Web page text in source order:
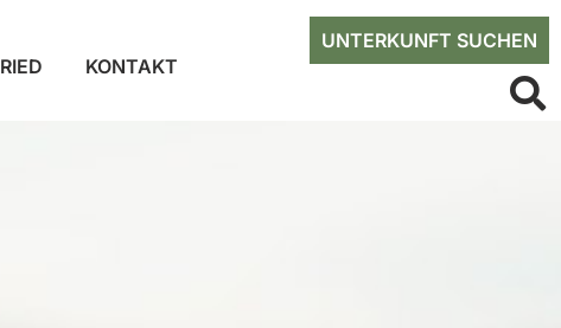
KONTAKT
UNTERKUNFT SUCHEN